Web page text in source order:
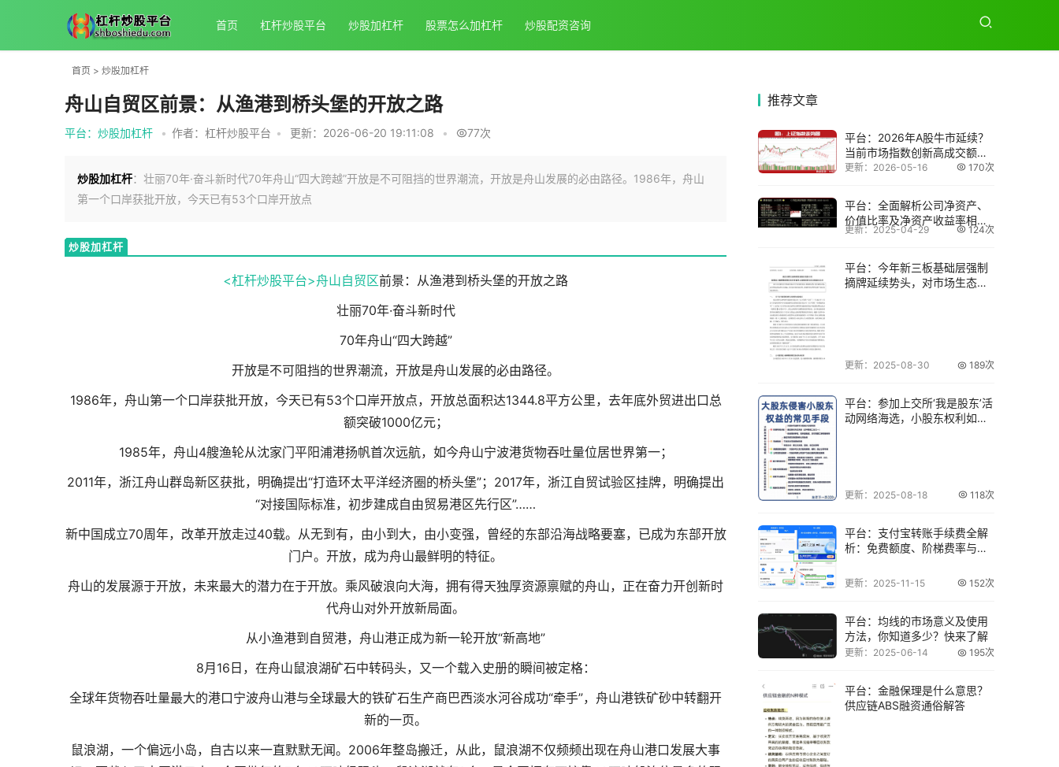
首页 杠杆炒股平台 炒股加杠杆 股票怎么加杠杆 炒股配资咨询
首页 > 炒股加杠杆
舟山自贸区前景：从渔港到桥头堡的开放之路
平台：炒股加杠杆 • 作者：杠杆炒股平台 • 更新：2026-06-20 19:11:08 • 77次
炒股加杠杆：壮丽70年·奋斗新时代70年舟山“四大跨越”开放是不可阻挡的世界潮流，开放是舟山发展的必由路径。1986年，舟山
第一个口岸获批开放，今天已有53个口岸开放点
炒股加杠杆
<杠杆炒股平台>舟山自贸区前景：从渔港到桥头堡的开放之路
壮丽70年·奋斗新时代
70年舟山“四大跨越”
开放是不可阻挡的世界潮流，开放是舟山发展的必由路径。
1986年，舟山第一个口岸获批开放，今天已有53个口岸开放点，开放总面积达1344.8平方公里，去年底外贸进出口总
额突破1000亿元；
1985年，舟山4艘渔轮从沈家门平阳浦港扬帆首次远航，如今舟山宁波港货物吞吐量位居世界第一；
2011年，浙江舟山群岛新区获批，明确提出“打造环太平洋经济圈的桥头堡”；2017年，浙江自贸试验区挂牌，明确提出
“对接国际标准，初步建成自由贸易港区先行区”……
新中国成立70周年，改革开放走过40载。从无到有，由小到大，由小变强，曾经的东部沿海战略要塞，已成为东部开放
门户。开放，成为舟山最鲜明的特征。
舟山的发展源于开放，未来最大的潜力在于开放。乘风破浪向大海，拥有得天独厚资源禀赋的舟山，正在奋力开创新时
代舟山对外开放新局面。
从小渔港到自贸港，舟山港正成为新一轮开放“新高地”
8月16日，在舟山鼠浪湖矿石中转码头，又一个载入史册的瞬间被定格：
全球年货物吞吐量最大的港口宁波舟山港与全球最大的铁矿石生产商巴西淡水河谷成功“牵手”，舟山港铁矿砂中转翻开
新的一页。
鼠浪湖，一个偏远小岛，自古以来一直默默无闻。2006年整岛搬迁，从此，鼠浪湖不仅频频出现在舟山港口发展大事
推荐文章
平台：2026年A股牛市延续？
当前市场指数创新高成交额大
增
更新：2026-05-16 170次
平台：全面解析公司净资产、
价值比率及净资产收益率相关
要点
更新：2025-04-29 124次
平台：今年新三板基础层强制
摘牌延续势头，对市场生态影
更新：2025-08-30 189次
平台：参加上交所‘我是股东’活
动网络海选，小股东权利如何
更新：2025-08-18 118次
平台：支付宝转账手续费全解
析：免费额度、阶梯费率与隐
更新：2025-11-15 152次
平台：均线的市场意义及使用
方法，你知道多少？快来了解
更新：2025-06-14 195次
平台：金融保理是什么意思？
供应链ABS融资通俗解答